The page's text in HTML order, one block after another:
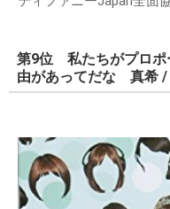
第9位 私たちがプロポ
由があってだな 真希 /